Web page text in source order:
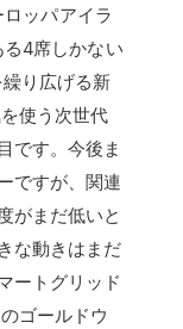
ッパアイラ
4席しかない
繰り広げる新
使う次世代
です。今後ま
ですが、関連
がまだ低いと
な動きはまだ
ートグリッド
ゴールドウ